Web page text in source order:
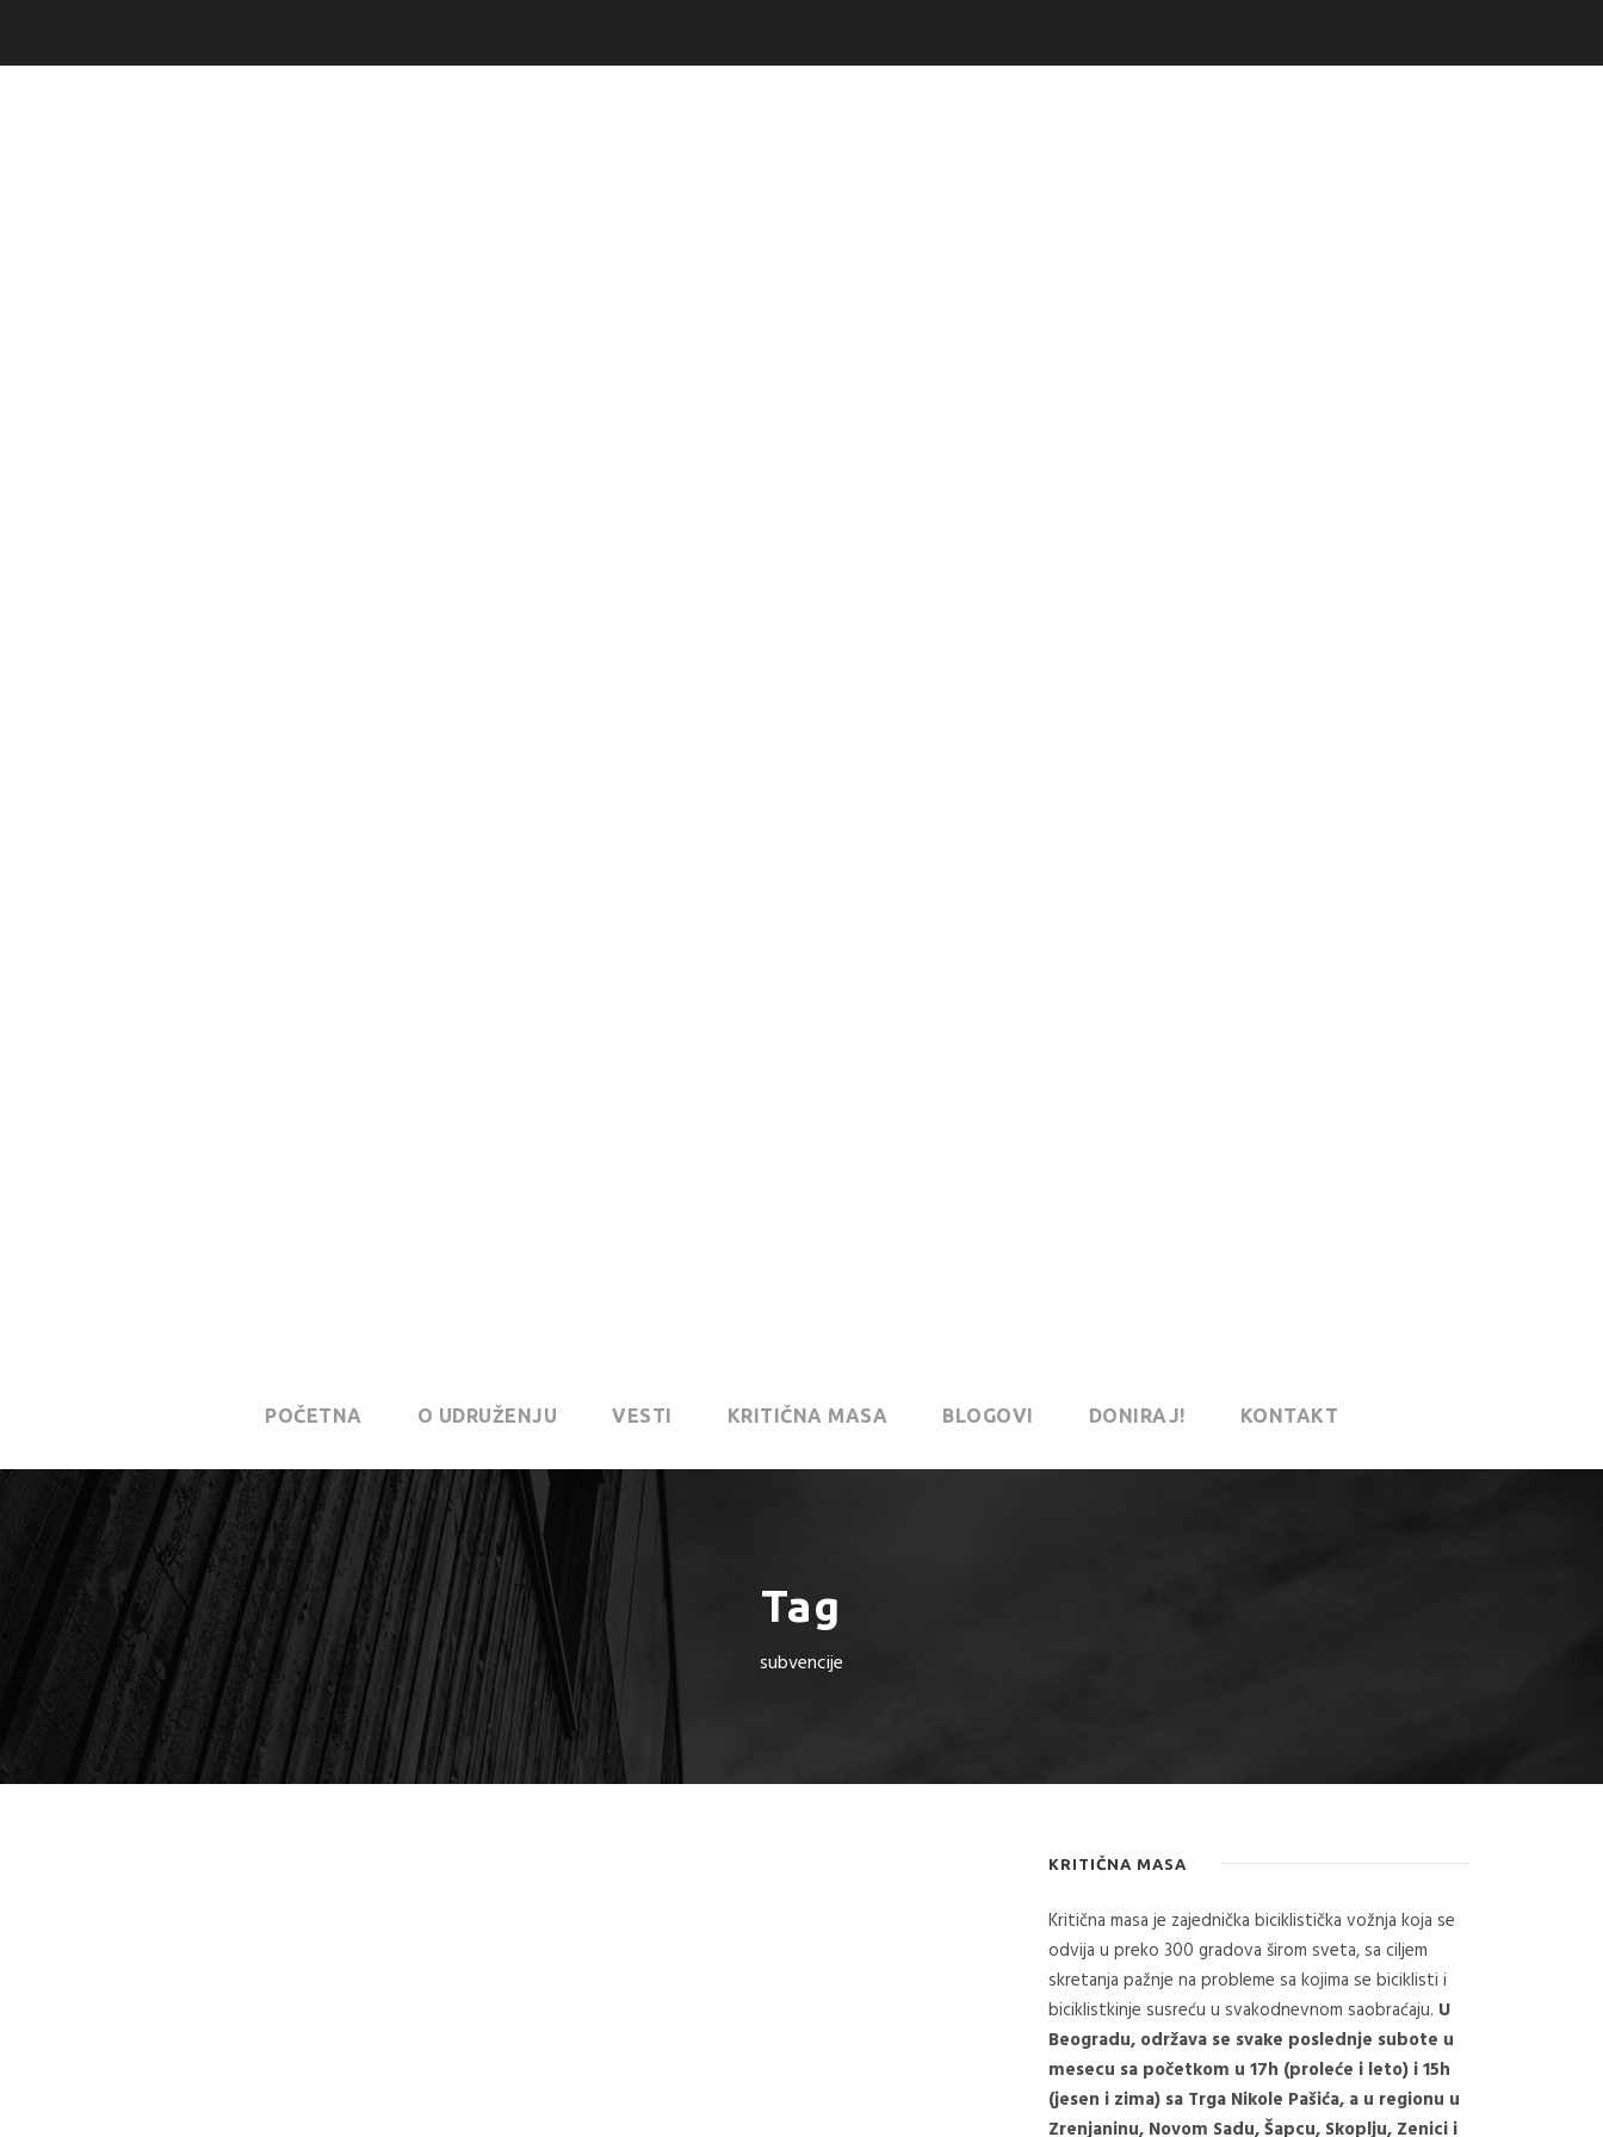
POČETNA O UDRUŽENJU VESTI KRITIČNA MASA BLOGOVI DONIRAJ! KONTAKT
Tag
subvencije
KRITIČNA MASA
Kritična masa je zajednička biciklistička vožnja koja se
odvija u preko 300 gradova širom sveta, sa ciljem
skretanja pažnje na probleme sa kojima se biciklisti i
biciklistkinje susreću u svakodnevnom saobraćaju. U
Beogradu, održava se svake poslednje subote u
mesecu sa početkom u 17h (proleće i leto) i 15h
(jesen i zima) sa Trga Nikole Pašića, a u regionu u
Zrenjaninu, Novom Sadu, Šapcu, Skoplju, Zenici i